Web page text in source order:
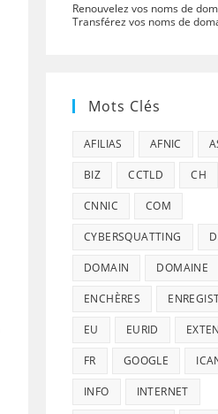
Renouvelez vos noms de
Transférez vos noms de
Mots Clés
AFILIAS AFNIC
BIZ CCTLD CH
CNNIC COM
CYBERSQUATTING
DOMAIN DOMAINE
ENCHÈRES
EU EURID
FR GOOGLE
INFO INTERNET